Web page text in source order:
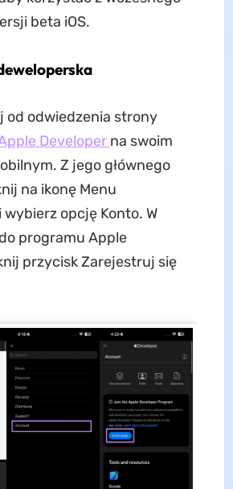
beta iOS.
od odwiedzenia strony
Developer na swoim
Z jego głównego
na ikonę Menu
opcję Konto. W
programu Apple
przycisk Zarejestruj się